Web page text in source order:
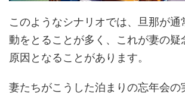
このようなシナリオでは、旦那が通
動をとることが多く、これが妻の疑
原因となることがあります。
妻たちがこうした泊まりの忘年会の